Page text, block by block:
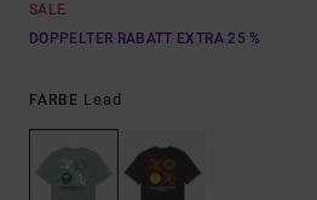
SALE
DOPPELTER RABATT EXTRA 25 %
FARBE Lead